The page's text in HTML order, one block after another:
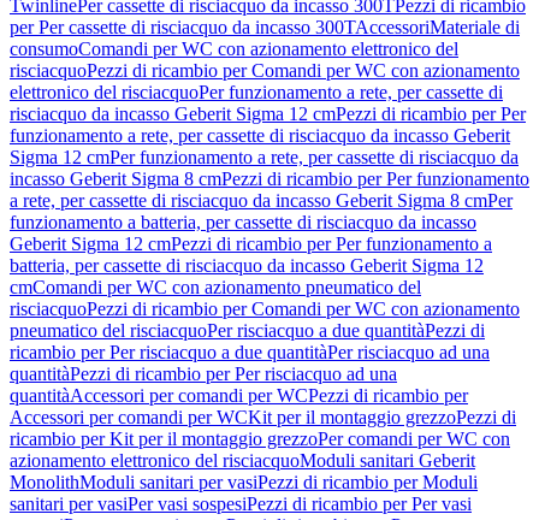
TwinlinePer cassette di risciacquo da incasso 300TPezzi di ricambio
per Per cassette di risciacquo da incasso 300TAccessoriMateriale di
consumoComandi per WC con azionamento elettronico del
risciacquoPezzi di ricambio per Comandi per WC con azionamento
elettronico del risciacquoPer funzionamento a rete, per cassette di
risciacquo da incasso Geberit Sigma 12 cmPezzi di ricambio per Per
funzionamento a rete, per cassette di risciacquo da incasso Geberit
Sigma 12 cmPer funzionamento a rete, per cassette di risciacquo da
incasso Geberit Sigma 8 cmPezzi di ricambio per Per funzionamento
a rete, per cassette di risciacquo da incasso Geberit Sigma 8 cmPer
funzionamento a batteria, per cassette di risciacquo da incasso
Geberit Sigma 12 cmPezzi di ricambio per Per funzionamento a
batteria, per cassette di risciacquo da incasso Geberit Sigma 12
cmComandi per WC con azionamento pneumatico del
risciacquoPezzi di ricambio per Comandi per WC con azionamento
pneumatico del risciacquoPer risciacquo a due quantitàPezzi di
ricambio per Per risciacquo a due quantitàPer risciacquo ad una
quantitàPezzi di ricambio per Per risciacquo ad una
quantitàAccessori per comandi per WCPezzi di ricambio per
Accessori per comandi per WCKit per il montaggio grezzoPezzi di
ricambio per Kit per il montaggio grezzoPer comandi per WC con
azionamento elettronico del risciacquoModuli sanitari Geberit
MonolithModuli sanitari per vasiPezzi di ricambio per Moduli
sanitari per vasiPer vasi sospesiPezzi di ricambio per Per vasi